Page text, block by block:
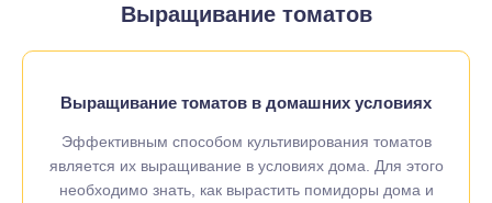
Выращивание томатов
Выращивание томатов в домашних условиях
Эффективным способом культивирования томатов
является их выращивание в условиях дома. Для этого
необходимо знать, как вырастить помидоры дома и